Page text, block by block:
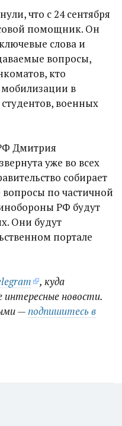
что с 24 сентября
помощник. Он
слова и
вопросы,
кто
в
военных
Дмитрия
уже во всех
собирает
вопросы по частичной
РФ будут
Они будут
портале
, куда
интересные новости.
—подпишитесь в